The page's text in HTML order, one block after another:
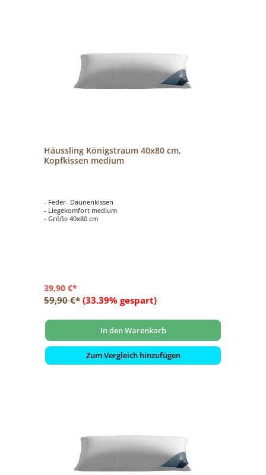
Häussling Königstraum 40x80 cm,
Kopfkissen medium
- Feder- Daunenkissen
- Liegekomfort medium
- Größe 40x80 cm
39,90 €*
59,90 €* (33.39% gespart)
In den Warenkorb
Zum Vergleich hinzufügen